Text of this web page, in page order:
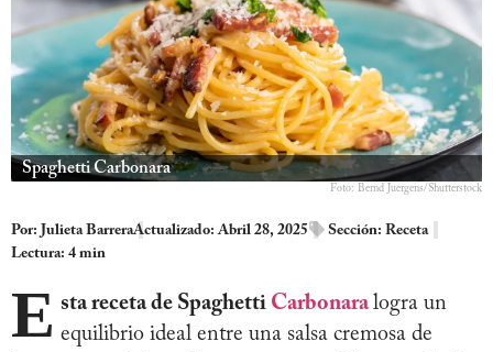
Spaghetti Carbonara
Foto: Bernd Juergens/Shutterstock
Por: Julieta BarreraActualizado: Abril 28, 2025 Sección: Receta
Lectura: 4 min
E sta receta de Spaghetti Carbonara logra un
equilibrio ideal entre una salsa cremosa de